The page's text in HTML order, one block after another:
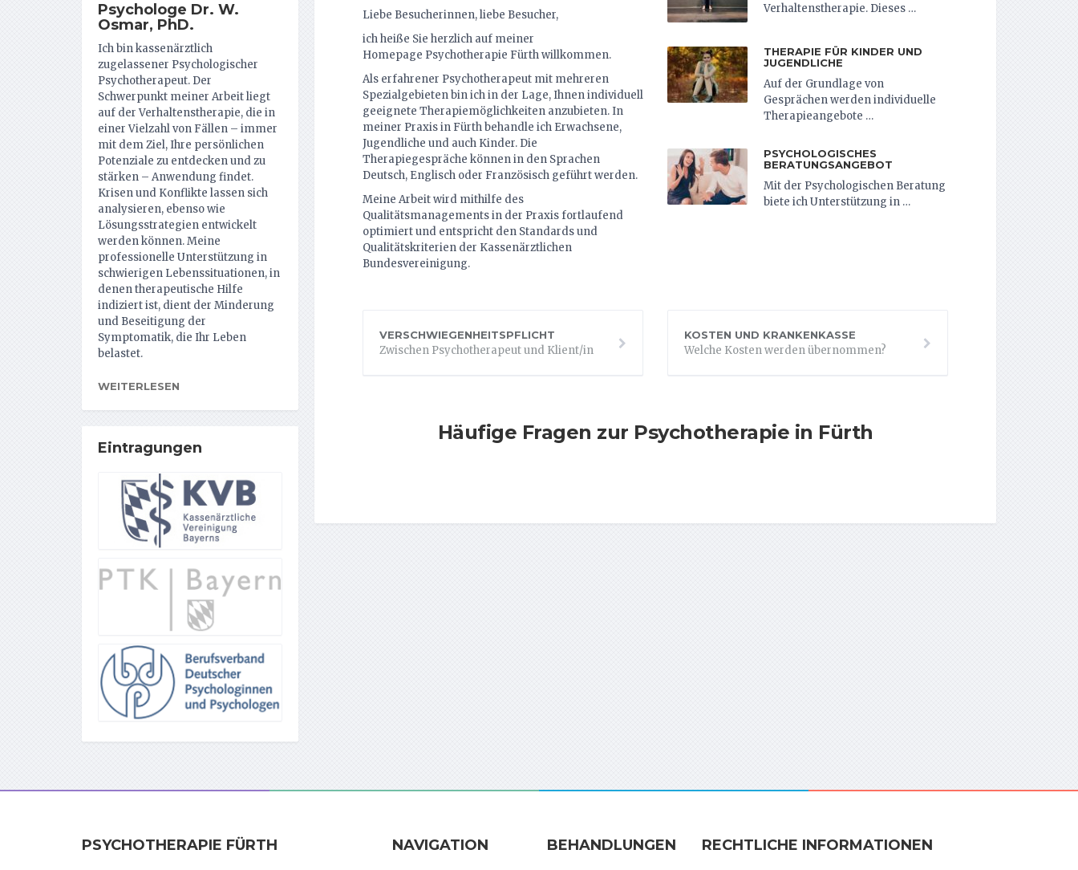
Liebe Besucherinnen, liebe Besucher,
ich heiße Sie herzlich auf meiner
Homepage Psychotherapie Fürth willkommen.
Als erfahrener Psychotherapeut mit mehreren
Spezialgebieten bin ich in der Lage, Ihnen individuell
geeignete Therapiemöglichkeiten anzubieten. In
meiner Praxis in Fürth behandle ich Erwachsene,
Jugendliche und auch Kinder. Die
Therapiegespräche können in den Sprachen
Deutsch, Englisch oder Französisch geführt werden.
Meine Arbeit wird mithilfe des
Qualitätsmanagements in der Praxis fortlaufend
optimiert und entspricht den Standards und
Qualitätskriterien der Kassenärztlichen
Bundesvereinigung.
Verhaltenstherapie. Dieses …
THERAPIE FÜR KINDER UND
JUGENDLICHE
Auf der Grundlage von
Gesprächen werden individuelle
Therapieangebote …
PSYCHOLOGISCHES
BERATUNGSANGEBOT
Mit der Psychologischen Beratung
biete ich Unterstützung in …
VERSCHWIEGENHEITSPFLICHT
Zwischen Psychotherapeut und Klient/in
KOSTEN UND KRANKENKASSE
Welche Kosten werden übernommen?
Häufige Fragen zur Psychotherapie in Fürth
Psychologe Dr. W.
Osmar, PhD.
Ich bin kassenärztlich
zugelassener Psychologischer
Psychotherapeut. Der
Schwerpunkt meiner Arbeit liegt
auf der Verhaltenstherapie, die in
einer Vielzahl von Fällen – immer
mit dem Ziel, Ihre persönlichen
Potenziale zu entdecken und zu
stärken – Anwendung findet.
Krisen und Konflikte lassen sich
analysieren, ebenso wie
Lösungsstrategien entwickelt
werden können. Meine
professionelle Unterstützung in
schwierigen Lebenssituationen, in
denen therapeutische Hilfe
indiziert ist, dient der Minderung
und Beseitigung der
Symptomatik, die Ihr Leben
belastet.
WEITERLESEN
Eintragungen
PSYCHOTHERAPIE FÜRTH NAVIGATION BEHANDLUNGEN RECHTLICHE INFORMATIONEN